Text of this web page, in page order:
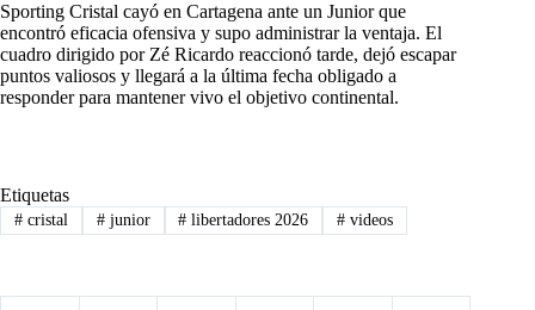
Sporting Cristal cayó en Cartagena ante un Junior que
encontró eficacia ofensiva y supo administrar la ventaja. El
cuadro dirigido por Zé Ricardo reaccionó tarde, dejó escapar
puntos valiosos y llegará a la última fecha obligado a
responder para mantener vivo el objetivo continental.
Etiquetas
#cristal #junior # libertadores 2026 # videos